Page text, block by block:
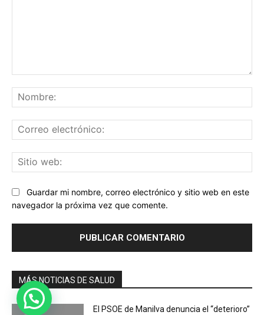
Guardar mi nombre, correo electrónico y sitio web en este
navegador la próxima vez que comente.
MÁS NOTICIAS DE SALUD
El PSOE de Manilva denuncia el “deterioro”